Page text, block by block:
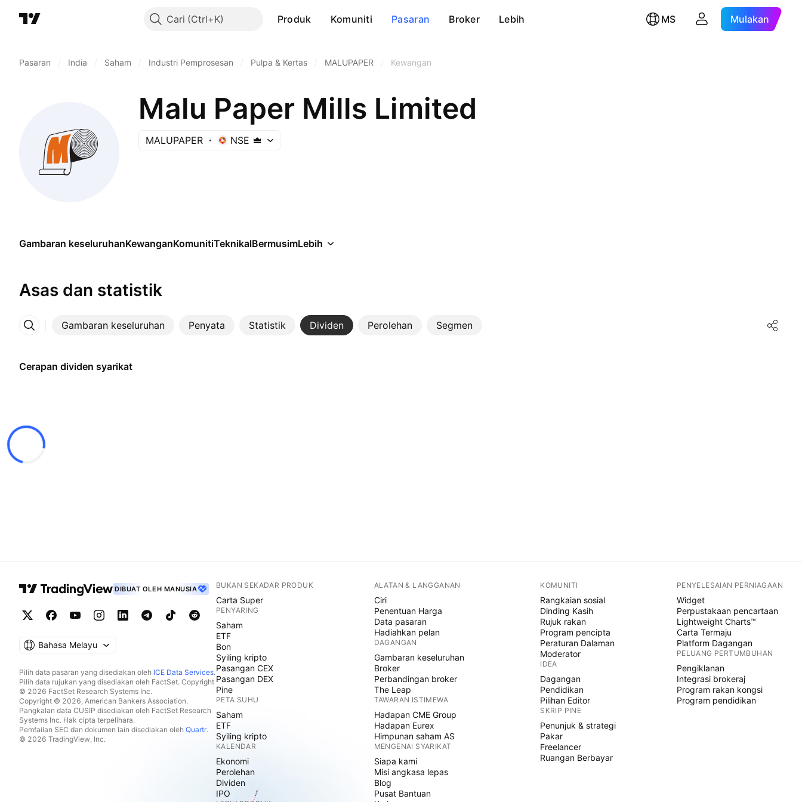
Cari Produk Komuniti Pasaran Broker Lebih MS Mulakan
Pasaran India Saham Industri Pemprosesan Pulpa & Kertas MALUPAPER Kewangan
Malu Paper Mills Limited
MALUPAPER NSE
Gambaran keseluruhanKewanganKomunitiTeknikalBermusimLebih
Asas dan statistik
Gambaran keseluruhan Penyata Statistik Dividen Perolehan Segmen
Lebih
Cerapan dividen syarikat
DIBUAT OLEH MANUSIA
Bahasa Melayu
Pilih data pasaran yang disediakan oleh ICE Data Services.
Pilih data rujukan yang disediakan oleh FactSet. Copyright
© 2026 FactSet Research Systems Inc.
Copyright © 2026, American Bankers Association.
Pangkalan data CUSIP disediakan oleh FactSet Research
Systems Inc. Hak cipta terpelihara.
Pemfailan SEC dan dokumen lain disediakan oleh Quartr.
© 2026 TradingView, Inc.
BUKAN SEKADAR PRODUK
Carta Super
PENYARING
Saham
ETF
Bon
Syiling kripto
Pasangan CEX
Pasangan DEX
Pine
PETA SUHU
Saham
ETF
Syiling kripto
KALENDAR
Ekonomi
Perolehan
Dividen
IPO
ALATAN & LANGGANAN
Ciri
Penentuan Harga
Data pasaran
Hadiahkan pelan
DAGANGAN
Gambaran keseluruhan
Broker
Perbandingan broker
The Leap
TAWARAN ISTIMEWA
Hadapan CME Group
Hadapan Eurex
Himpunan saham AS
MENGENAI SYARIKAT
Siapa kami
Misi angkasa lepas
Blog
Pusat Bantuan
KOMUNITI
Rangkaian sosial
Dinding Kasih
Rujuk rakan
Program pencipta
Peraturan Dalaman
Moderator
IDEA
Dagangan
Pendidikan
Pilihan Editor
SKRIP PINE
Penunjuk & strategi
Pakar
Freelancer
Ruangan Berbayar
PENYELESAIAN PERNIAGAAN
Widget
Perpustakaan pencartaan
Lightweight Charts™
Carta Termaju
Platform Dagangan
PELUANG PERTUMBUHAN
Pengiklanan
Integrasi brokeraj
Program rakan kongsi
Program pendidikan